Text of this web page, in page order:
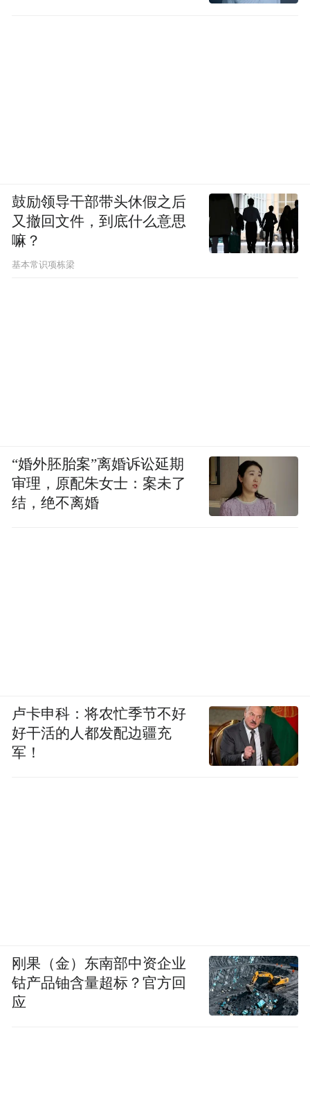
鼓励领导干部带头休假之后
又撤回文件，到底什么意思
嘛？
基本常识项栋梁
“婚外胚胎案”离婚诉讼延期
审理，原配朱女士：案未了
结，绝不离婚
卢卡申科：将农忙季节不好
好干活的人都发配边疆充
军！
刚果（金）东南部中资企业
钴产品铀含量超标？官方回
应